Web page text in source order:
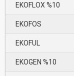
EKOFLOX %10
EKOFOS
EKOFUL
EKOGEN %10